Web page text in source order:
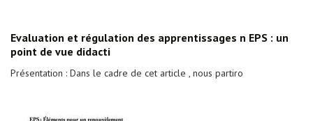
Evaluation et régulation des apprentissages n EPS : un
point de vue didacti
Présentation : Dans le cadre de cet article , nous partiro